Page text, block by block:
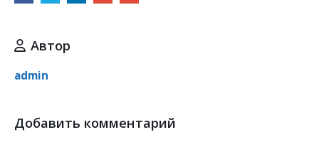
Автор
admin
Добавить комментарий